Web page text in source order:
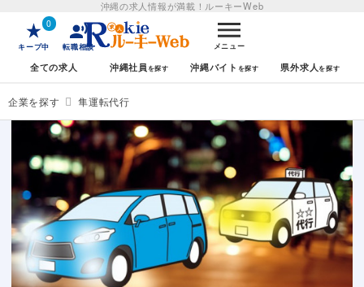
沖縄の求人情報が満載！ ルーキーWeb
0
キープ中 転職相談 メニュー
全ての求人 沖縄社員 沖縄バイト 県外求人
企業を探す 隼運転代行